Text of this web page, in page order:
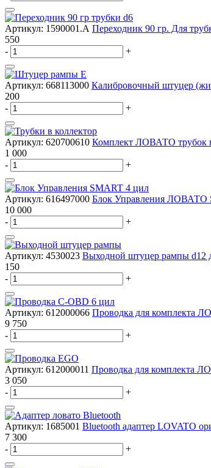
Артикул: 1590001.А Переходник 90 гр. Для
550
-
+
Артикул: 668113000 Калибровочный штуцер
200
-
+
Артикул: 620700610 Комплект ЛОВАТО трубок
1 000
-
+
Артикул: 616497000 Блок Управления ЛОВАТО
10 000
-
+
Артикул: 4530023 Выходной штуцер рампы
150
-
+
Артикул: 612000066 Проводка для комплекта
9 750
-
+
Артикул: 612000011 Проводка для комплекта
3 050
-
+
Артикул: 1685001 Bluetooth адаптер LOVATO
7 300
-
+